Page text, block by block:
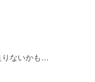
りないかも…